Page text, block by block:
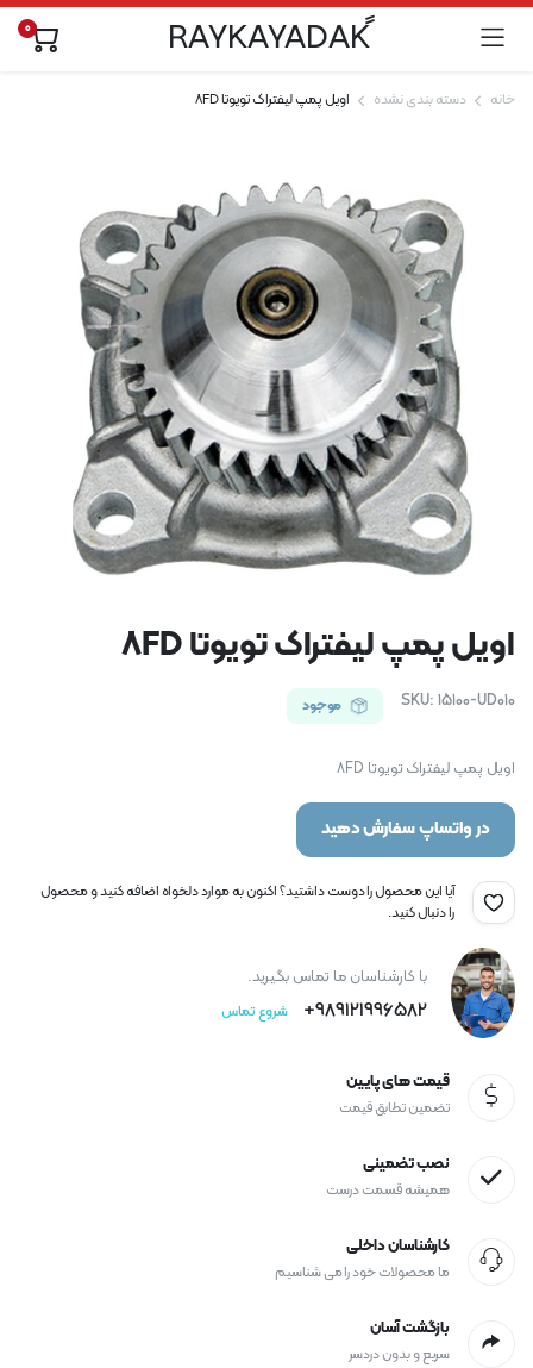
ًRAYKAYADAK 0
خانه دسته بندی نشده اویل پمپ لیفتراک تویوتا 8FD
اویل پمپ لیفتراک تویوتا 8FD
SKU: 15100-UD010 موجود
اویل پمپ لیفتراک تویوتا 8FD
در واتساپ سفارش دهید
آیا این محصول را دوست داشتید؟ اکنون به موارد دلخواه اضافه کنید و محصول
را دنبال کنید.
با کارشناسان ما تماس بگیرید.
989121996582+ شروع تماس
قیمت های پایین
تضمین تطابق قیمت
نصب تضمینی
همیشه قسمت درست
کارشناسان داخلی
ما محصولات خود را می شناسیم
بازگشت آسان
سریع و بدون دردسر